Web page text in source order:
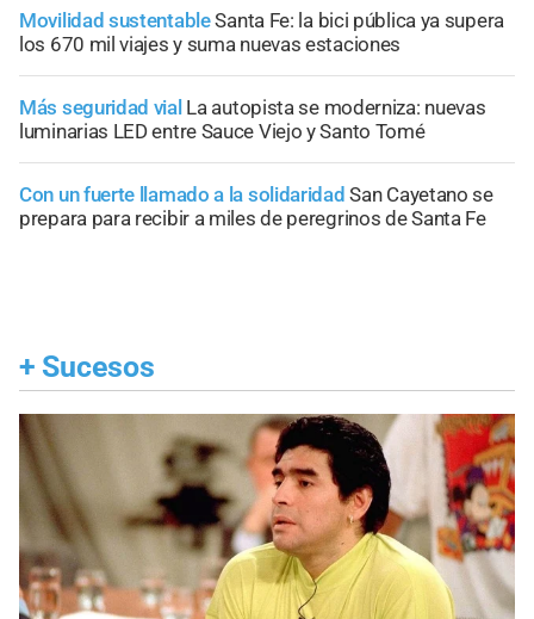
Movilidad sustentableSanta Fe: la bici pública ya supera
los 670 mil viajes y suma nuevas estaciones
Más seguridad vial La autopista se moderniza: nuevas
luminarias LED entre Sauce Viejo y Santo Tomé
Con un fuerte llamado a la solidaridad San Cayetano se
prepara para recibir a miles de peregrinos de Santa Fe
+ Sucesos